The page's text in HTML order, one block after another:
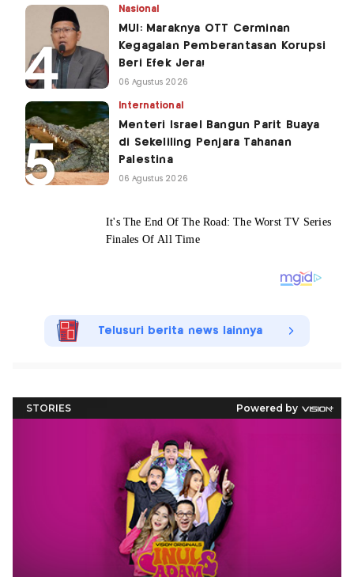
Nasional
MUI: Maraknya OTT Cerminan
Kegagalan Pemberantasan Korupsi
Beri Efek Jera!
06 Agustus 2026
International
Menteri Israel Bangun Parit Buaya
di Sekeliling Penjara Tahanan
Palestina
06 Agustus 2026
Telusuri berita news lainnya